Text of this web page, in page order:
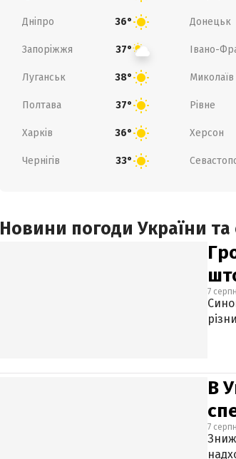
Дніпро 36° Донецьк
Запоріжжя 37° Івано-
Луганськ 38° Миколаїв
Полтава 37° Рівне
Харків 36° Херсон
Чернігів 33°
Новини погоди України та
7
В
7